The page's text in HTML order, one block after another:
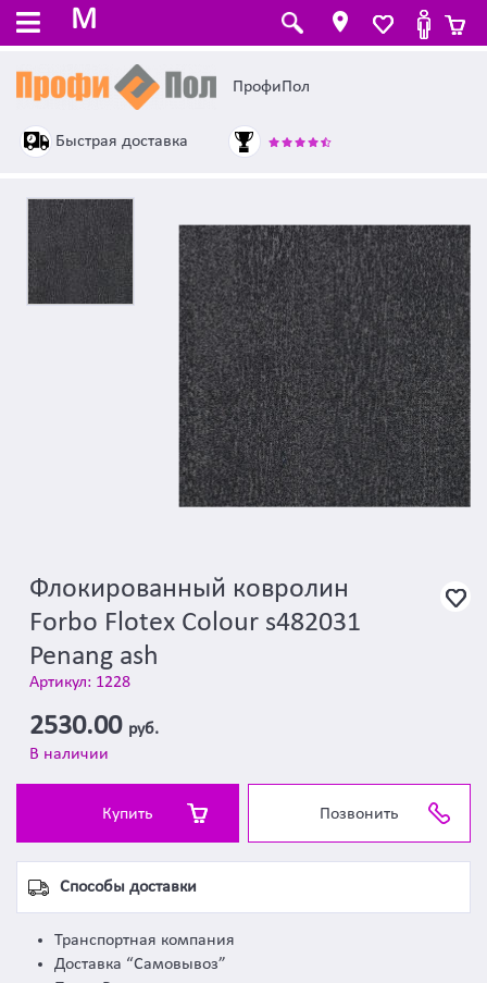
M
ПрофиПол
Быстрая доставка
Флокированный ковролин
Forbo Flotex Colour s482031
Penang ash
Артикул: 1228
2530.00 руб.
В наличии
Купить Позвонить
Способы доставки
Транспортная компания
Доставка “Самовывоз”